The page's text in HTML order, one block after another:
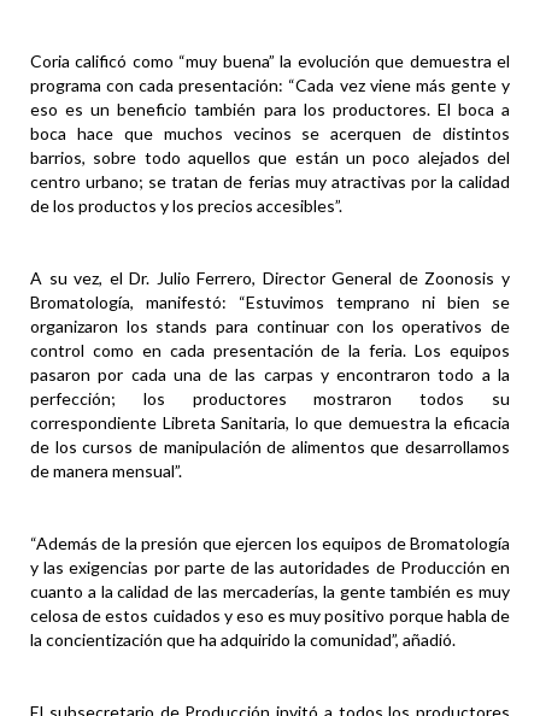
Coria calificó como “muy buena” la evolución que demuestra el
programa con cada presentación: “Cada vez viene más gente y
eso es un beneficio también para los productores. El boca a
boca hace que muchos vecinos se acerquen de distintos
barrios, sobre todo aquellos que están un poco alejados del
centro urbano; se tratan de ferias muy atractivas por la calidad
de los productos y los precios accesibles”.
A su vez, el Dr. Julio Ferrero, Director General de Zoonosis y
Bromatología, manifestó: “Estuvimos temprano ni bien se
organizaron los stands para continuar con los operativos de
control como en cada presentación de la feria. Los equipos
pasaron por cada una de las carpas y encontraron todo a la
perfección; los productores mostraron todos su
correspondiente Libreta Sanitaria, lo que demuestra la eficacia
de los cursos de manipulación de alimentos que desarrollamos
de manera mensual”.
“Además de la presión que ejercen los equipos de Bromatología
y las exigencias por parte de las autoridades de Producción en
cuanto a la calidad de las mercaderías, la gente también es muy
celosa de estos cuidados y eso es muy positivo porque habla de
la concientización que ha adquirido la comunidad”, añadió.
El subsecretario de Producción invitó a todos los productores